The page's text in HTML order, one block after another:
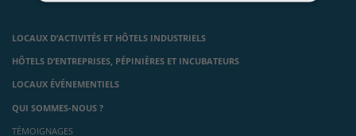
LOCAUX D’ACTIVITÉS ET HÔTELS INDUSTRIELS
HÔTELS D’ENTREPRISES, PÉPINIÈRES ET INCUBATEURS
LOCAUX ÉVÉNEMENTIELS
QUI SOMMES-NOUS ?
TÉMOIGNAGES